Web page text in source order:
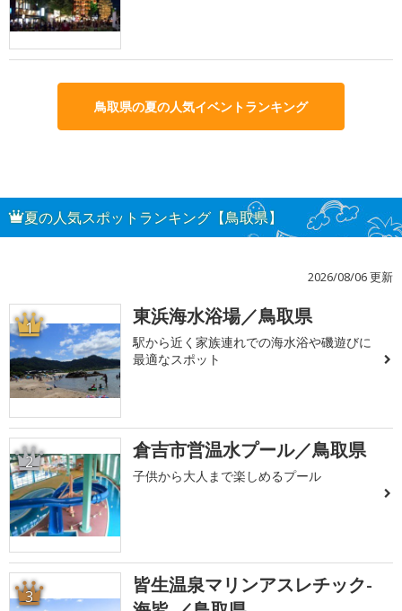
鳥取県の夏の人気イベントランキング
夏の人気スポットランキング【鳥取県】
2026/08/06 更新
1 東浜海水浴場／鳥取県
駅から近く家族連れでの海水浴や磯遊びに
最適なスポット
2 倉吉市営温水プール／鳥取県
子供から大人まで楽しめるプール
3
皆生温泉マリンアスレチック-